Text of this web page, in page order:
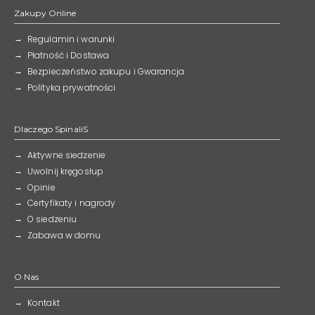
Zakupy Online
Regulamin i warunki
Płatność i Dostawa
Bezpieczeństwo zakupu i Gwarancja
Polityka prywatności
Dlaczego SpinaliS
Aktywne siedzenie
Uwolnij kręgosłup
Opinie
Certyfikaty i nagrody
O siedzeniu
Zabawa w domu
O Nas
Kontakt